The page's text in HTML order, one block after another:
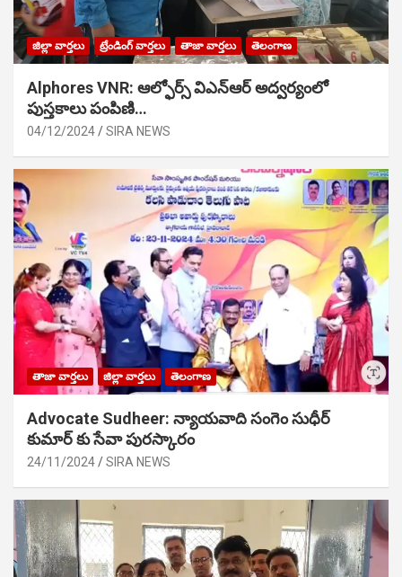
జిల్లా వార్తలు ట్రేండింగ్ వార్తలు తాజా వార్తలు తెలంగాణ
Alphores VNR: ఆల్ఫోర్స్ విఎన్ఆర్ అద్వర్యంలో
పుస్తకాలు పంపిణి…
04/12/2024 SIRA NEWS
తాజా వార్తలు జిల్లా వార్తలు తెలంగాణ
Advocate Sudheer: న్యాయవాది సంగెం సుధీర్
కుమార్ కు సేవా పురస్కారం
24/11/2024 SIRA NEWS